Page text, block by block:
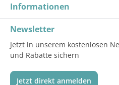
Informationen
Newsletter
Jetzt in unserem kostenlosen
und Rabatte sichern
Jetzt direkt anmelden